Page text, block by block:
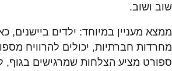
שוב ושוב.
ממצא מעניין במיוחד: ילדים ביישנים,
מחרדות חברתיות, יכולים להרוויח
ספורט מציע הצלחות שמרגישים